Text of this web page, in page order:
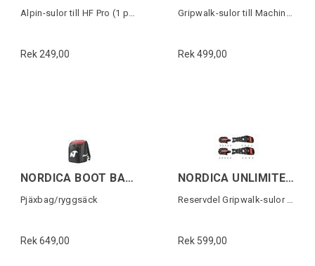
Alpin-sulor till HF Pro (1 par)
Rek 249,00
Gripwalk-sulor till Machine-serien 1par
Rek 499,00
NORDICA BOOT BACKPACK LITE Svart/Röd
Pjäxbag/ryggsäck
Rek 649,00
NORDICA UNLIMITED GW PU SOLES
Reservdel Gripwalk-sulor (1 par)
Rek 599,00